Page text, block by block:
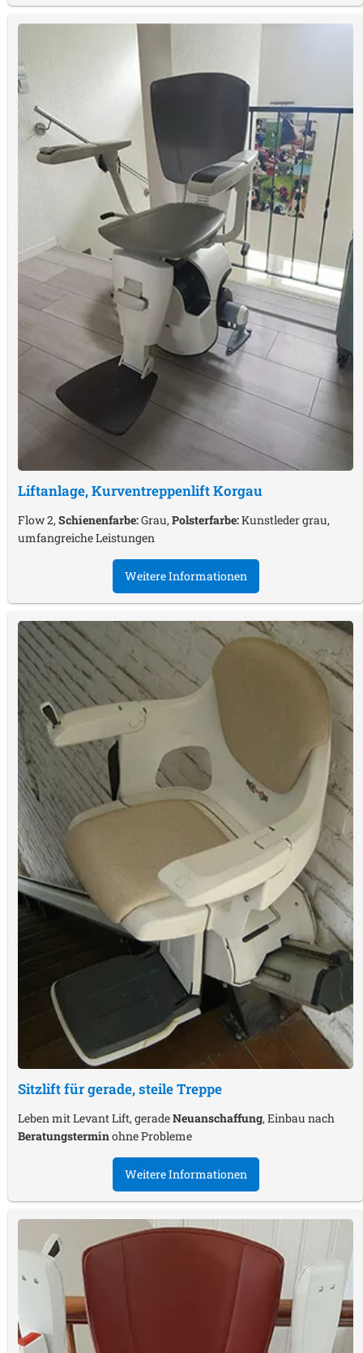
Liftanlage, KurventreppenliftKorgau
Flow 2,Schienenfarbe:Grau,Polsterfarbe:Kunstleder grau,
umfangreiche Leistungen
Weitere Informationen
Sitzlift für gerade, steile Treppe
Leben mit Levant Lift, geradeNeuanschaffung, Einbau nach
Beratungsterminohne Probleme
Weitere Informationen